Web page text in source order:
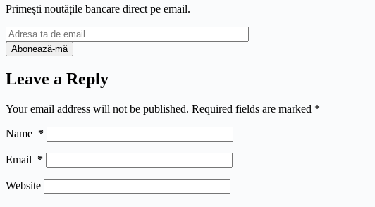
Primești noutățile bancare direct pe email.
Leave a Reply
Your email address will not be published. Required fields are marked *
Name *
Email *
Website